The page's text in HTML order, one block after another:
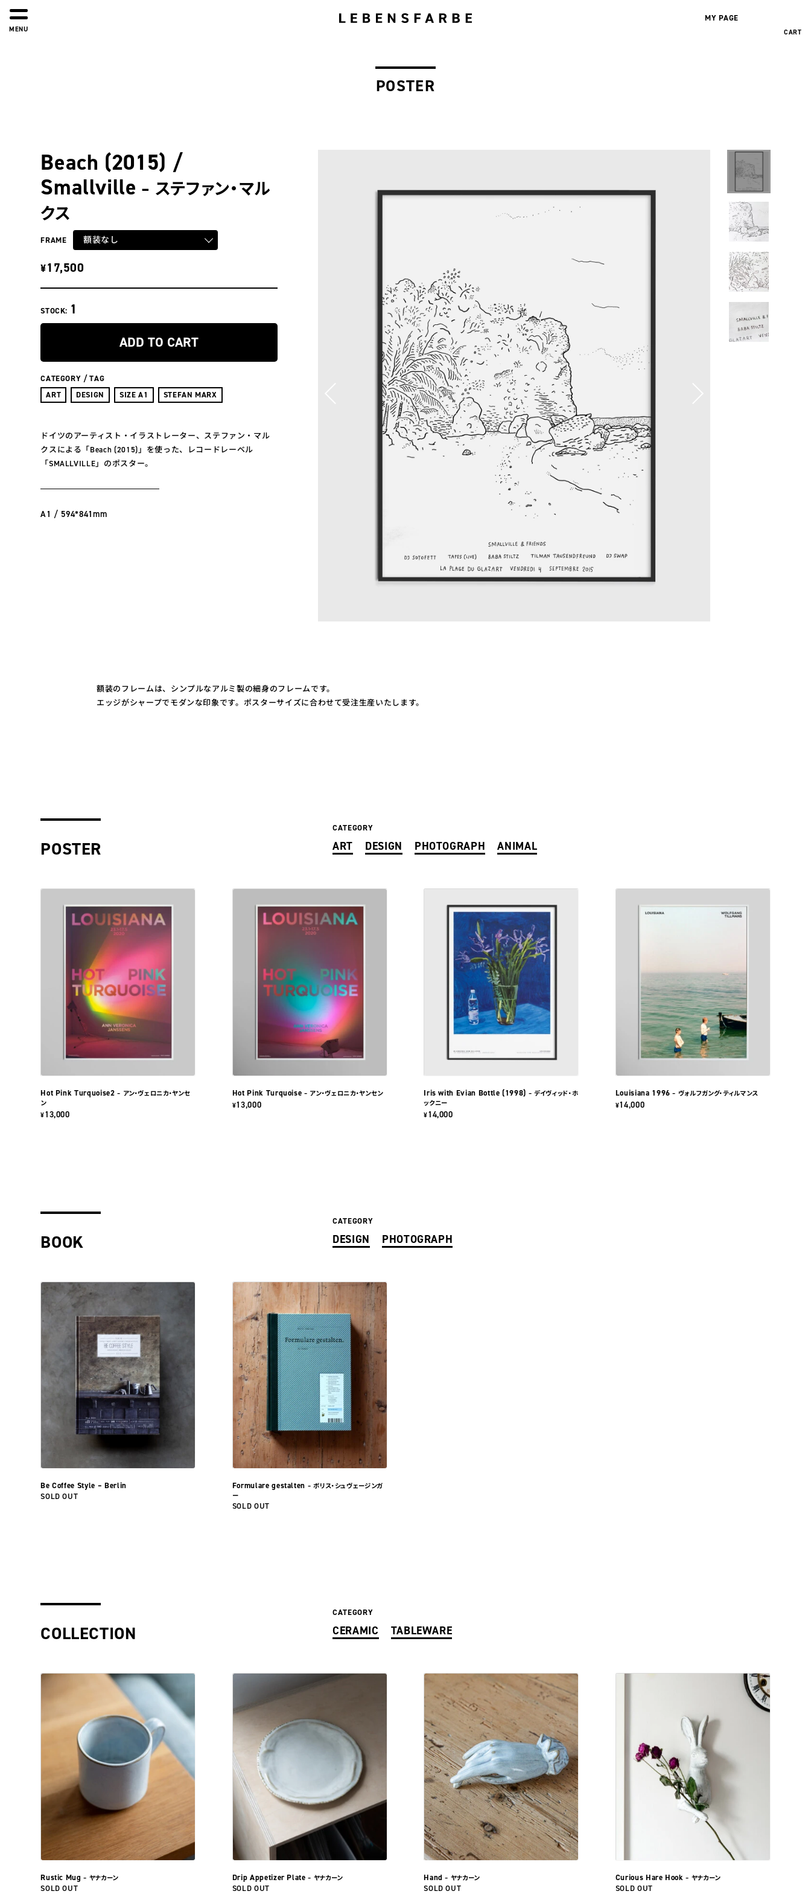
MY PAGE
CART
MENU
POSTER
Beach (2015) /
Smallville – ステファン・マル
クス
FRAME 額装なし
¥17,500
STOCK: 1
ADD TO CART
CATEGORY / TAG
ART
DESIGN SIZE A1 STEFAN MARX
ドイツのアーティスト・イラストレーター、ステファン・マル
クスによる「Beach (2015)」を使った、レコードレーベル
「SMALLVILLE」のポスター。
A1 / 594*841mm
額装のフレームは、シンプルなアルミ製の細身のフレームです。
エッジがシャープでモダンな印象です。ポスターサイズに合わせて受注生産いたします。
POSTER
Hot Pink Turquoise2 – アン・ヴェロニカ・ヤンセ
ン
¥13,000
Hot Pink Turquoise – アン・ヴェロニカ・ヤンセン
¥13,000
Iris with Evian Bottle (1998) – デイヴィッド・ホ
ックニー
¥14,000
Louisiana 1996 – ヴォルフガング・ティルマンス
¥14,000
CATEGORY
ART DESIGN PHOTOGRAPH ANIMAL
BOOK
Be Coffee Style – Berlin
SOLD OUT
Formulare gestalten – ボリス・シュヴェージンガ
ー
SOLD OUT
CATEGORY
DESIGN PHOTOGRAPH
COLLECTION
Rustic Mug – ヤナカーン
SOLD OUT
Drip Appetizer Plate – ヤナカーン
SOLD OUT
Hand – ヤナカーン
SOLD OUT
Curious Hare Hook – ヤナカーン
SOLD OUT
CATEGORY
CERAMIC TABLEWARE